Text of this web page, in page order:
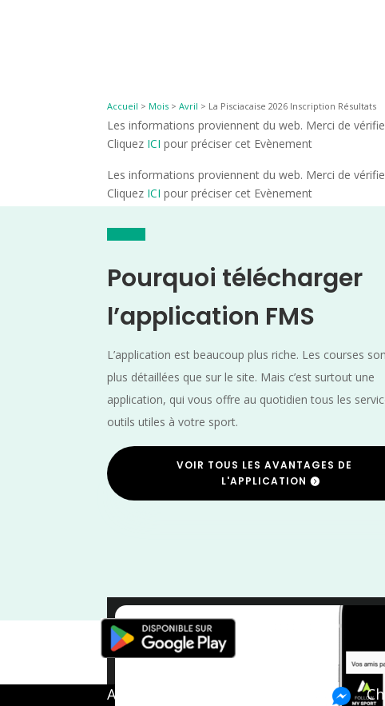
Accueil > Mois >Avril > La Pisciacaise 2026 Inscription Résultats
Les informations proviennent du web. Merci de
Cliquez ICI pour préciser cet Evènement
Les informations proviennent du web. Merci de
Cliquez ICI pour préciser cet Evènement
Pourquoi télécharger
l’application FMS
L’application est beaucoup plus riche. Les courses
plus détaillées que sur le site. Mais c’est surtout une
application, qui vous offre au quotidien tous les
outils utiles à votre sport.
VOIR TOUS LES AVANTAGES DE
L'APPLICATION
Yvelines Marche
A propos de FMS